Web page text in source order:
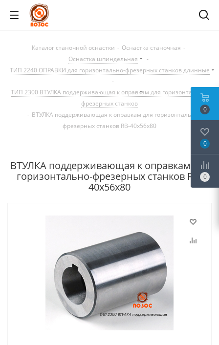
Каталог станочной оснастки - Оснастка станочная -
Оснастка шпиндельная
-
ТИП 2240 ОПРАВКИ для горизонтально-фрезерных станков длинные
-
ТИП 2300 ВТУЛКА поддерживающая к оправкам для горизонтально-
фрезерных станков
- ВТУЛКА поддерживающая к оправкам для горизонтально-
фрезерных станков RB-40x56x80
ВТУЛКА поддерживающая к оправкам для
горизонтально-фрезерных станков RB-
40x56x80
0
0
0